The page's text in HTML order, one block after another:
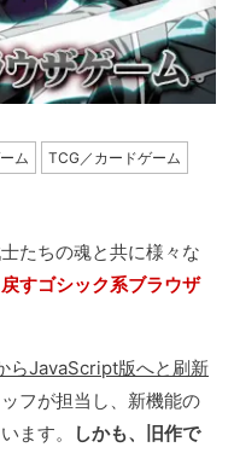
ム TCG／カードゲーム
たちの魂と共に様々な
すゴシック系ブラウザ
らJavaScript版へと刷新
フが担当し、新機能の
ます。
しかも、旧作で